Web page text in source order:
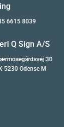
6615 8039
Q Sign A/S
30
5230 Odense M